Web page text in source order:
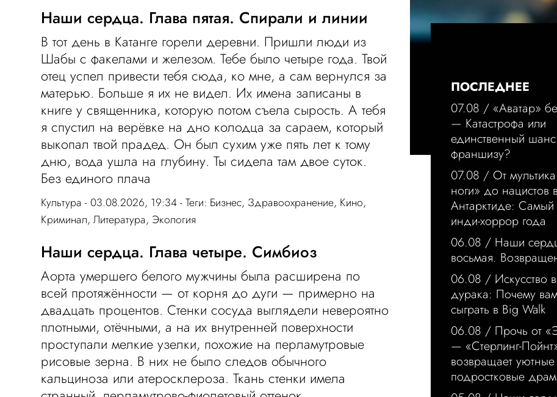
Наши сердца. Глава пятая. Спирали и линии
В тот день в Катанге горели деревни. Пришли люди из
Шабы с факелами и железом. Тебе было четыре года. Твой
отец успел привести тебя сюда, ко мне, а сам вернулся за
матерью. Больше я их не видел. Их имена записаны в
книге у священника, которую потом съела сырость. А тебя
я спустил на верёвке на дно колодца за сараем, который
выкопал твой прадед. Он был сухим уже пять лет к тому
дню, вода ушла на глубину. Ты сидела там двое суток.
Без единого плача
Культура - 03.08.2026, 19:34 - Теги: Бизнес, Здравоохранение, Кино,
Криминал,Литература, Экология
Наши сердца. Глава четыре. Симбиоз
Аорта умершего белого мужчины была расширена по
всей протяжённости — от корня до дуги — примерно на
двадцать процентов. Стенки сосуда выглядели невероятно
плотными, отёчными, а на их внутренней поверхности
проступали мелкие узелки, похожие на перламутровые
рисовые зерна. В них не было следов обычного
кальциноза или атеросклероза. Ткань стенки имела
ПОСЛЕДНЕЕ
07.08 / «Аватар»
— Катастрофа или
единственный шанс
франшизу?
07.08 / От
ноги» до нацистов в
Антарктиде: Самый
инди-хоррор года
06.08 / Наши
восьмая.
06.08 / Искусство
дурака: Почему
сыграть в Big Walk
06.08 / Прочь от
— «Стерлинг-
возвращает
подростковые